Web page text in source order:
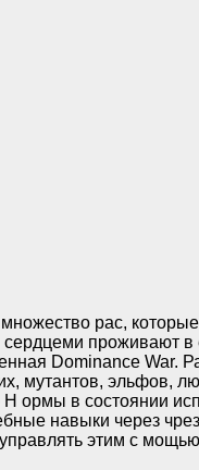
рас,
сердцеми проживают
Dominance War.
мутантов, эльфов,
Н ормы в состоянии
навыки через
этим с